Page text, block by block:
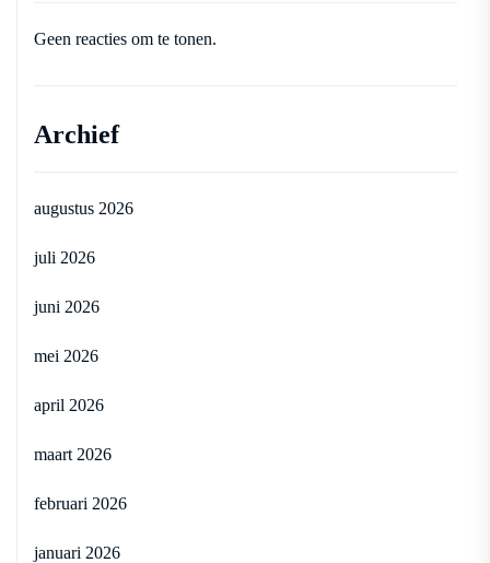
Geen reacties om te tonen.
Archief
augustus 2026
juli 2026
juni 2026
mei 2026
april 2026
maart 2026
februari 2026
januari 2026